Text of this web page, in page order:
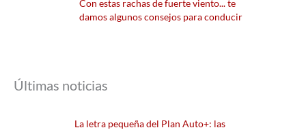
Con estas rachas de fuerte viento... te
damos algunos consejos para conducir
Últimas noticias
La letra pequeña del Plan Auto+: las